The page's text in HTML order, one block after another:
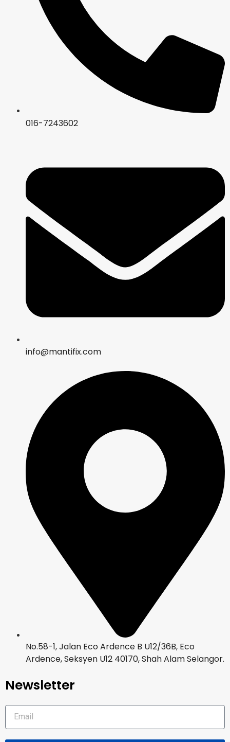
016-7243602
info@mantifix.com
No.58-1, Jalan Eco Ardence B U12/36B, Eco
Ardence, Seksyen U12 40170, Shah Alam Selangor.
Newsletter